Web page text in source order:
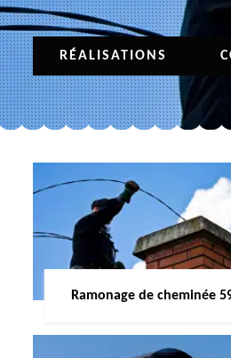
RÉALISATIONS
Ramonage de cheminée